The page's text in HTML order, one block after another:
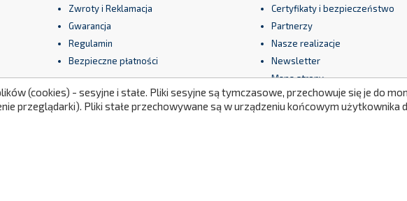
Zwroty i Reklamacja
Gwarancja
Regulamin
Bezpieczne płatności
Certyfikaty i bezpieczeństwo
Partnerzy
Nasze realizacje
Newsletter
Mapa strony
(cookies) - sesyjne i stałe. Pliki sesyjne są tymczasowe, przechowuje się je do
przeglądarki). Pliki stałe przechowywane są w urządzeniu końcowym użytkownika